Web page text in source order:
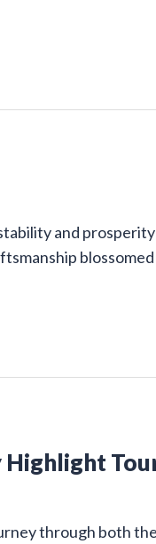
and prosperity
Highlight
through both